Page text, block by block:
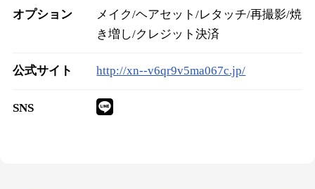
オプション
メイク/ヘアセット/レタッチ/再撮影/焼
き増し/クレジット決済
公式サイト http://xn--v6qr9v5ma067c.jp/
SNS